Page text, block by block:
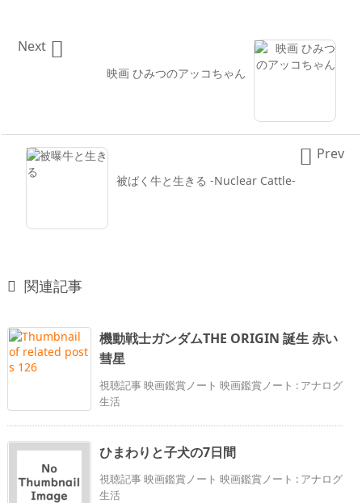
映画 ひみつのアッコちゃん

Next
被ばく牛と生きる -Nuclear Cattle-
 Prev
 関連記事
機動戦士ガンダムTHE ORIGIN 誕生 赤い
彗星
視聴記事 映画鑑賞ノート 映画鑑賞ノート : アナログ
生活
ひまわりと子犬の7日間
視聴記事 映画鑑賞ノート 映画鑑賞ノート : アナログ
生活